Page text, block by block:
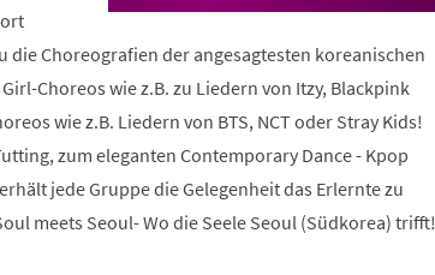
Choreografien der angesagtesten koreanischen
Choreos wie z.B. zu Liedern von Itzy, Blackpink
wie z.B. Liedern von BTS, NCT oder Stray Kids!
zum eleganten Contemporary Dance - Kpop
jede Gruppe die Gelegenheit das Erlernte zu
meets Seoul- Wo die Seele Seoul (Südkorea) trifft!